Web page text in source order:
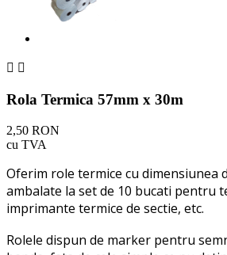
 
Rola Termica 57mm x 30m
2,50 RON
cu TVA
Oferim role termice cu dimensiunea
ambalate la set de 10 bucati pentru
imprimante termice de sectie, etc.
Rolele dispun de marker pentru